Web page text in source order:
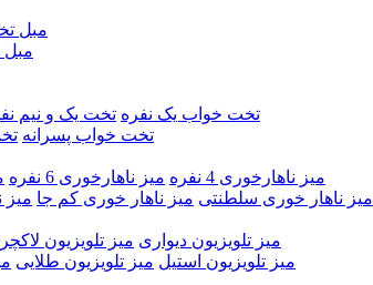
مبل
مبل
تخت خواب یک نفره تخت یک و نیم
تخت خواب پسرانه
میز ناهارخوری 4 نفره
میز ناهارخوری 6 نفره
میز ناهار خوری سلطنتی میز ناهار خوری کم جا میز
میز تلویزیون دیواری میز تلویزیون
میز تلویزیون استیل میز تلویزیون طلایی